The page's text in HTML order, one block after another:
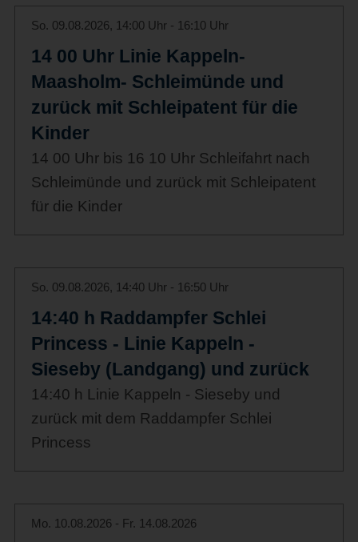
So. 09.08.2026, 14:00 Uhr - 16:10 Uhr
14 00 Uhr Linie Kappeln-
Maasholm- Schleimünde und
zurück mit Schleipatent für die
Kinder
14 00 Uhr bis 16 10 Uhr Schleifahrt nach
Schleimünde und zurück mit Schleipatent
für die Kinder
So. 09.08.2026, 14:40 Uhr - 16:50 Uhr
14:40 h Raddampfer Schlei
Princess - Linie Kappeln -
Sieseby (Landgang) und zurück
14:40 h Linie Kappeln - Sieseby und
zurück mit dem Raddampfer Schlei
Princess
Mo. 10.08.2026 - Fr. 14.08.2026